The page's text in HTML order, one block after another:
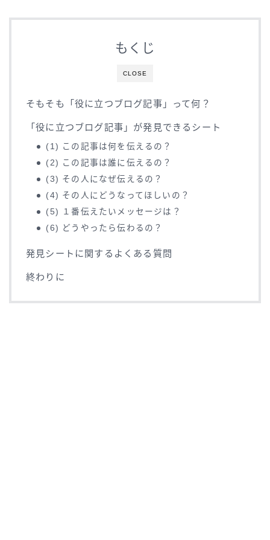
CLOSE
もくじ
そもそも「役に立つブログ記事」って何？
「役に立つブログ記事」が発見できるシート
(1) この記事は何を伝えるの？
(2) この記事は誰に伝えるの？
(3) その人になぜ伝えるの？
(4) その人にどうなってほしいの？
(5) １番伝えたいメッセージは？
(6) どうやったら伝わるの？
発見シートに関するよくある質問
終わりに